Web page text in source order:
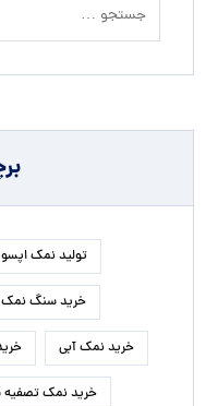
تولید نمک
خرید سنگ نمک
خرید نمک آبی
خرید نمک